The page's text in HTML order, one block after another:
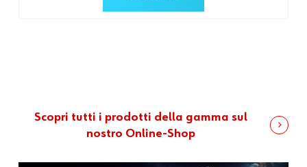
Scopri tutti i prodotti della gamma sul
nostro Online-Shop